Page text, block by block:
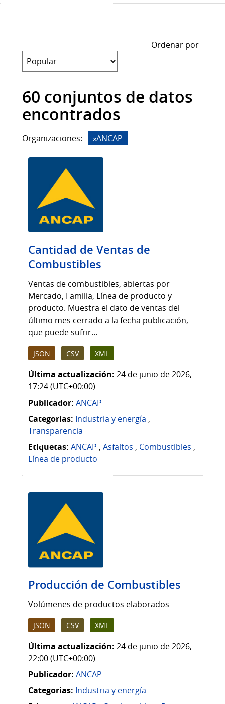
Ordenar por
60 conjuntos de datos
encontrados
Organizaciones: ANCAP
Cantidad de Ventas de
Combustibles
Ventas de combustibles, abiertas por
Mercado, Familia, Línea de producto y
producto. Muestra el dato de ventas del
último mes cerrado a la fecha publicación,
que puede sufrir...
JSON CSV XML
Última actualización: 24 de junio de 2026,
17:24 (UTC+00:00)
Publicador: ANCAP
Categorias: Industria y energía ,
Transparencia
Etiquetas: ANCAP , Asfaltos , Combustibles ,
Línea de producto
Producción de Combustibles
Volúmenes de productos elaborados
JSON CSV XML
Última actualización: 24 de junio de 2026,
22:00 (UTC+00:00)
Publicador: ANCAP
Categorias: Industria y energía